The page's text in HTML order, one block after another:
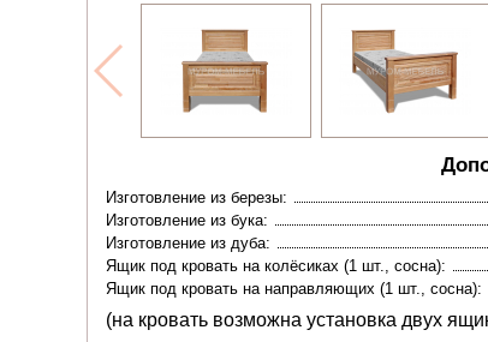
Изготовление из березы:
Изготовление из бука:
Изготовление из дуба:
Ящик под кровать на колёсиках (1 шт., сосна):
Ящик под кровать на направляющих (1 шт., сосна):
(на кровать возможна установка двух